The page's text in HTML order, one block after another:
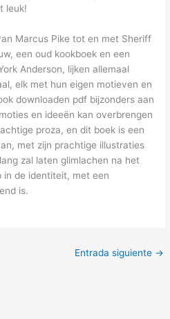
leuk!
Marcus Pike tot en met Sheriff
een oud kookboek en een
Anderson, lijken allemaal
elk met hun eigen motieven en
downloaden pdf bijzonders aan
en ideeën kan overbrengen
proza, en dit boek is een
met zijn prachtige illustraties
zal laten glimlachen na het
in de identiteit, met een
is.
Entrada siguiente →